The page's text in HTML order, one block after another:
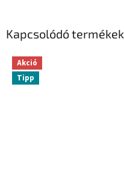
Kapcsolódó termékek
Akció
Tipp